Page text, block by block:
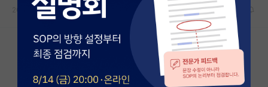
커뮤니티
커뮤니티 홈
전체글보기
베스트 게시판
2026.06.04 1 873